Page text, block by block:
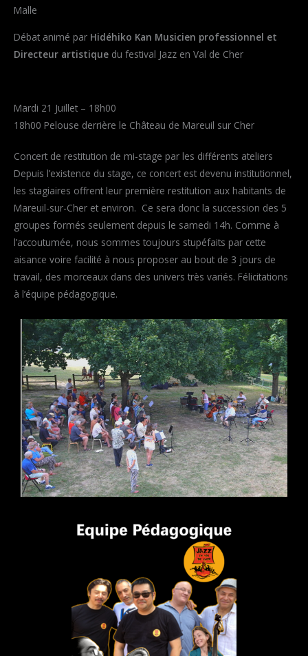
Malle
Débat animé par Hidéhiko Kan Musicien professionnel et
Directeur artistique du festival Jazz en Val de Cher
Mardi 21 Juillet – 18h00
18h00 Pelouse derrière le Château de Mareuil sur Cher
Concert de restitution de mi-stage par les différents ateliers
Depuis l’existence du stage, ce concert est devenu institutionnel,
les stagiaires offrent leur première restitution aux habitants de
Mareuil-sur-Cher et environ. Ce sera donc la succession des 5
groupes formés seulement depuis le samedi 14h. Comme à
l’accoutumée, nous sommes toujours stupéfaits par cette
aisance voire facilité à nous proposer au bout de 3 jours de
travail, des morceaux dans des univers très variés. Félicitations
à l’équipe pédagogique.